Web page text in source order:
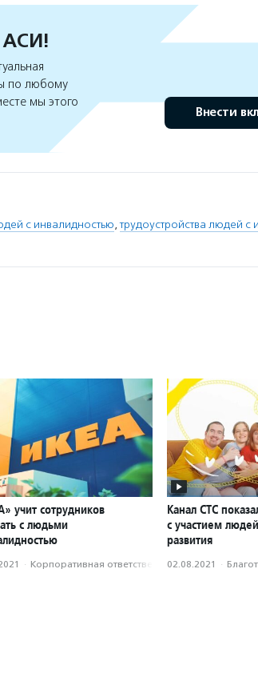
АСИ!
по любому
мы этого
Внести
с инвалидностью,трудоустройства людей с
учит сотрудников
с людьми
· Корпоративная ответственность
Канал СТС
с участием
развития
02.08.2021 ·